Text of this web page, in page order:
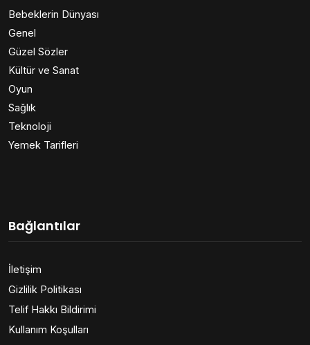
Bebeklerin Dünyası
Genel
Güzel Sözler
Kültür ve Sanat
Oyun
Sağlık
Teknoloji
Yemek Tarifleri
Bağlantılar
İletişim
Gizlilik Politikası
Telif Hakkı Bildirimi
Kullanım Koşulları